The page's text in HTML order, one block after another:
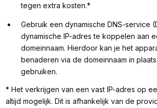
tegen extra kosten.*
Gebruik een dynamische DNS-service
dynamische IP-adres te koppelen aan
domeinnaam. Hierdoor kan je het
benaderen via de domeinnaam in
gebruiken.
* Het verkrijgen van een vast IP-adres op
altijd mogelijk. Dit is afhankelijk van de